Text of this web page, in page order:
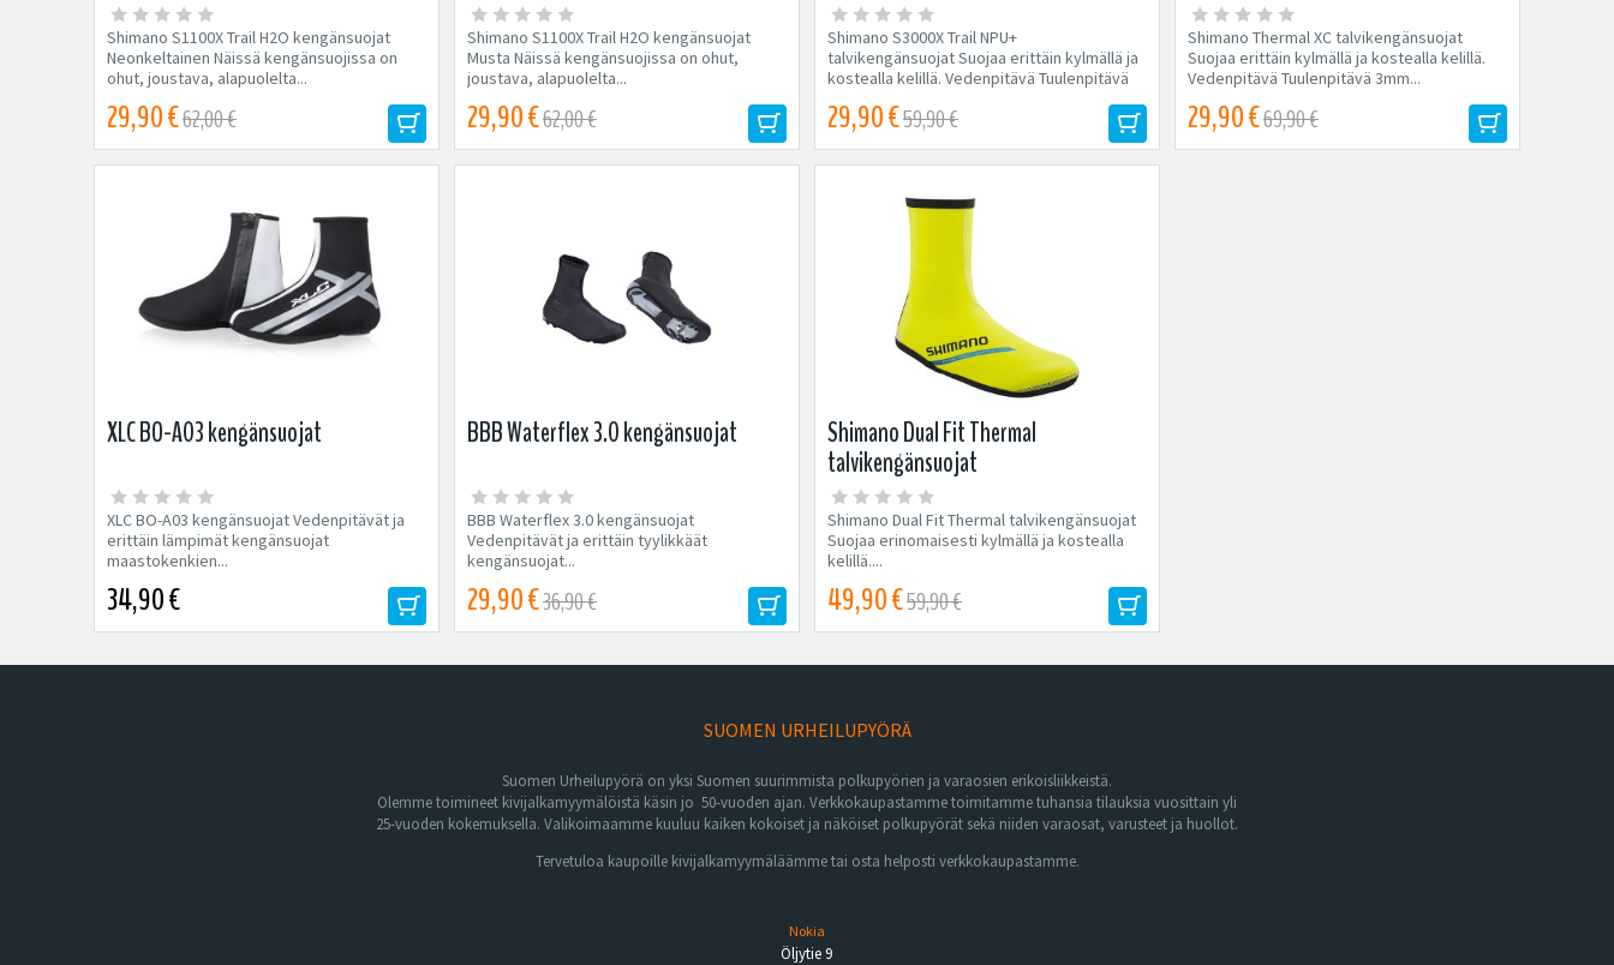
Shimano S1100X Trail H2O kengänsuojat
Neonkeltainen Näissä kengänsuojissa on
ohut, joustava, alapuolelta...
29,90 €62,00 €
Shimano S1100X Trail H2O kengänsuojat
Musta Näissä kengänsuojissa on ohut,
joustava, alapuolelta...
29,90 €62,00 €
Shimano S3000X Trail NPU+
talvikengänsuojat Suojaa erittäin kylmällä ja
kostealla kelillä. Vedenpitävä Tuulenpitävä
29,90 €59,90 €
Shimano Thermal XC talvikengänsuojat
Suojaa erittäin kylmällä ja kostealla kelillä.
Vedenpitävä Tuulenpitävä 3mm...
29,90 €69,90 €
XLC BO-A03 kengänsuojat
XLC BO-A03 kengänsuojat Vedenpitävät ja
erittäin lämpimät kengänsuojat
maastokenkien...
34,90 €
BBB Waterflex 3.0 kengänsuojat
BBB Waterflex 3.0 kengänsuojat
Vedenpitävät ja erittäin tyylikkäät
kengänsuojat...
29,90 €36,90 €
Shimano Dual Fit Thermal
talvikengänsuojat
Shimano Dual Fit Thermal talvikengänsuojat
Suojaa erinomaisesti kylmällä ja kostealla
kelillä....
49,90 €59,90 €
SUOMEN URHEILUPYÖRÄ
Suomen Urheilupyörä on yksi Suomen suurimmista polkupyörien ja varaosien erikoisliikkeistä.
Olemme toimineet kivijalkamyymälöistä käsin jo 50-vuoden ajan. Verkkokaupastamme toimitamme tuhansia tilauksia vuosittain yli
25-vuoden kokemuksella. Valikoimaamme kuuluu kaiken kokoiset ja näköiset polkupyörät sekä niiden varaosat, varusteet ja huollot.
Tervetuloa kaupoille kivijalkamyymäläämme tai osta helposti verkkokaupastamme.
Nokia
Öljytie 9